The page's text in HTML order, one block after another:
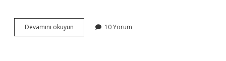
Devamını okuyun
Memedeki
10 Yorum